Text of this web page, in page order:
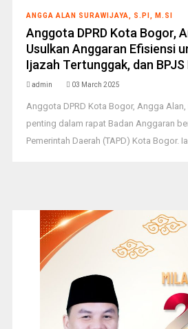
ANGGA ALAN SURAWIJAYA, S.PI, M.SI
Anggota DPRD Kota Bogor,
Usulkan Anggaran Efisiensi
Ijazah Tertunggak, dan BPJS
admin 03 March 2025
Anggota DPRD Kota Bogor, Angga
penting dalam rapat Badan Anggaran
Pemerintah Daerah (TAPD) Kota Bogor. Ia